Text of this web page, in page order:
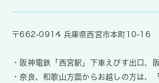
〒662-0914 兵庫県西宮市本町10-16
・阪神電鉄「西宮駅」下車えびす出口、
・奈良、和歌山方面からお越しの方は、